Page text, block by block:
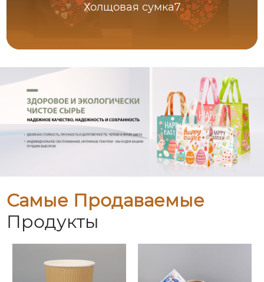
Холщовая сумка7
Самые Продаваемые
Продукты